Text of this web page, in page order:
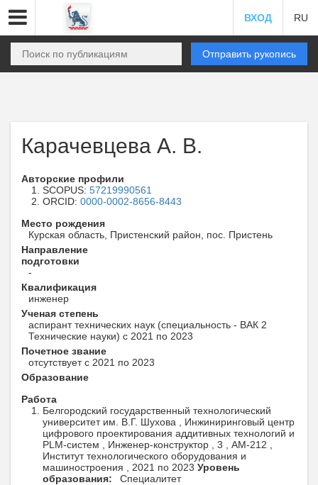
ВХОД RU
Отправить рукопись
Карачевцева А. В.
Авторские профили
SCOPUS: 57219990561
ORCID: 0000-0002-8656-8443
Место рождения
Курская область, Пристенский район, пос. Пристень
Направление
подготовки
-
Квалификация
инженер
Ученая степень
аспирант технических наук (специальность - ВАК 2
Технические науки) с 2021 по 2023
Почетное звание
отсутствует с 2021 по 2023
Образование
Работа
Белгородский государственный технологический
университет им. В.Г. Шухова , Инжиниринговый центр
цифрового проектирования аддитивных технологий и
PLM-систем , Инженер-конструктор , 3 , АМ-212 ,
Институт технологического оборудования и
машиностроения , 2021 по 2023 Уровень
образования:
Специалитет